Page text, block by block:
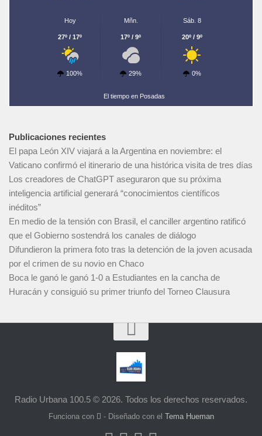
Hoy
27º / 17º
100%
Mñn.
17º / 9º
29%
Sáb. 8
20º / 9º
0%
El tiempo en Posadas
Publicaciones recientes
El papa León XIV viajará a la Argentina en noviembre: el
Vaticano confirmó el itinerario de una histórica visita de tres días
Los creadores de ChatGPT aseguraron que su próxima
inteligencia artificial generará “conocimientos científicos
inéditos”
En medio de la tensión con Brasil, el canciller argentino ratificó
que el Gobierno sostendrá los canales de diálogo
Difundieron la primera foto tras la detención de la joven acusada
por el crimen de su novio en Chaco
Boca le ganó le ganó 1-0 a Estudiantes en la cancha de
Huracán y consiguió su primer triunfo del Torneo Clausura
Radio Urbana 100.5 © 2026. Todos los derechos reservados.
Funciona con - Diseñado con el Tema Hueman